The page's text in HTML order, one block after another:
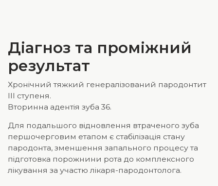
Діагноз та проміжний
результат
Хронічний тяжкий генералізований пародонтит
III ступеня.
Вторинна адентія зуба 36.
Для подальшого відновлення втраченого зуба
першочерговим етапом є стабілізація стану
пародонта, зменшення запального процесу та
підготовка порожнини рота до комплексного
лікування за участю лікаря-пародонтолога.